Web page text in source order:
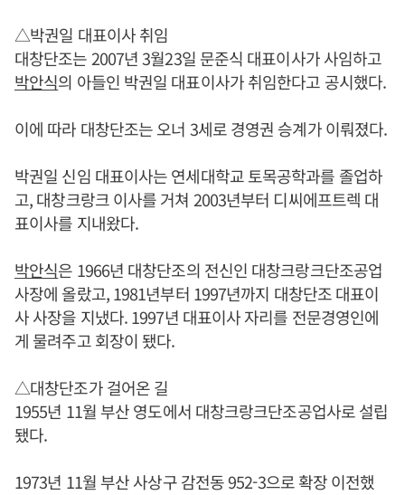
△박권일 대표이사 취임
대창단조는 2007년 3월23일 문준식 대표이사가 사임하고
박안식의 아들인 박권일 대표이사가 취임한다고 공시했다.
이에 따라 대창단조는 오너 3세로 경영권 승계가 이뤄졌다.
박권일 신임 대표이사는 연세대학교 토목공학과를 졸업하
고, 대창크랑크 이사를 거쳐 2003년부터 디씨에프트렉 대
표이사를 지내왔다.
박안식은 1966년 대창단조의 전신인 대창크랑크단조공업
사장에 올랐고, 1981년부터 1997년까지 대창단조 대표이
사 사장을 지냈다. 1997년 대표이사 자리를 전문경영인에
게 물려주고 회장이 됐다.
△대창단조가 걸어온 길
1955년 11월 부산 영도에서 대창크랑크단조공업사로 설립
됐다.
1973년 11월 부산 사상구 감전동 952-3으로 확장 이전했